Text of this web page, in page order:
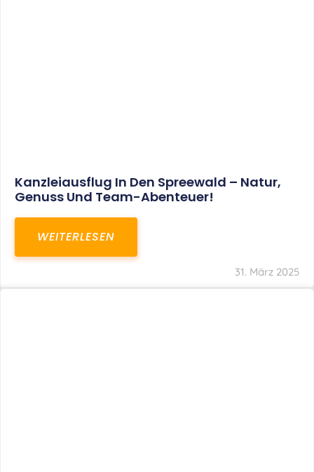
Kanzleiausflug In Den Spreewald – Natur,
Genuss Und Team-Abenteuer!
WEITERLESEN
31. März 2025